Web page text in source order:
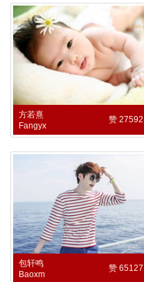
方若熹
Fangyx
赞 27592
包轩鸣
Baoxm
赞 65127